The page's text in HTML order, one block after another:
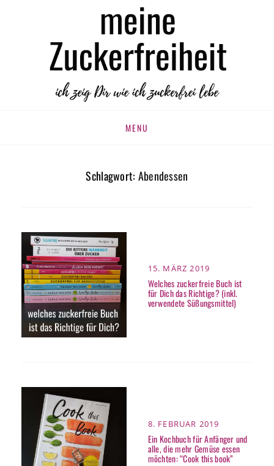
MEINE
ZUCKERFREIHEIT
zuckerfrei leben
MENU
Schlagwort: Abendessen
POSTED
ON
15. MÄRZ 2019
Welches zuckerfreie Buch ist
für Dich das Richtige? (inkl.
verwendete Süßungsmittel)
POSTED
ON
8. FEBRUAR 2019
Ein Kochbuch für Anfänger und
alle, die mehr Gemüse essen
möchten: “Cook this book”